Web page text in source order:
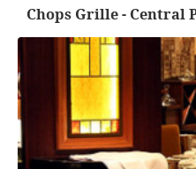
Chops Grille - Central